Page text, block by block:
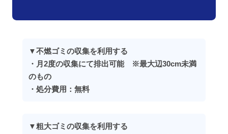
▼不燃ゴミの収集を利用する
・月2度の収集にて排出可能 ※最大辺30cm未満
のもの
・処分費用：無料
▼粗大ゴミの収集を利用する